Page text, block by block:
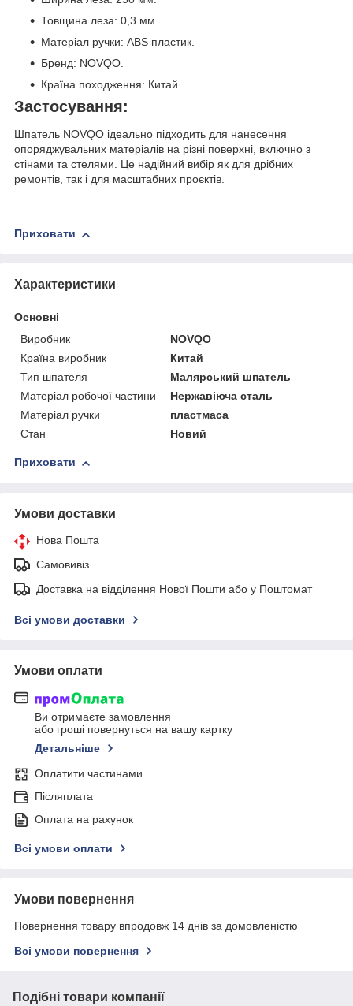
Товщина леза: 0,3 мм.
Матеріал ручки: ABS пластик.
Бренд: NOVQO.
Країна походження: Китай.
Застосування:
Шпатель NOVQO ідеально підходить для нанесення
опоряджувальних матеріалів на різні поверхні, включно з
стінами та стелями. Це надійний вибір як для дрібних
ремонтів, так і для масштабних проєктів.
Приховати
Характеристики
Основні
Виробник
NOVQO
Країна виробник
Китай
Тип шпателя
Малярський шпатель
Матеріал робочої частини
Нержавіюча сталь
Матеріал ручки
пластмаса
Стан
Новий
Приховати
Умови доставки
Нова Пошта
Самовивіз
Доставка на відділення Нової Пошти або у Поштомат
Всі умови доставки
Умови оплати
Ви отримаєте замовлення
або гроші повернуться на вашу картку
Детальніше
Оплатити частинами
Післяплата
Оплата на рахунок
Всі умови оплати
Умови повернення
Повернення товару впродовж 14 днів за домовленістю
Всі умови повернення
Подібні товари компанії